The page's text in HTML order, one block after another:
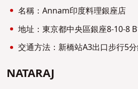
名稱：Annam印度料理銀座店
地址：東京都中央區銀座8-10-8
交通方法：新橋站A3出口步行5
NATARAJ